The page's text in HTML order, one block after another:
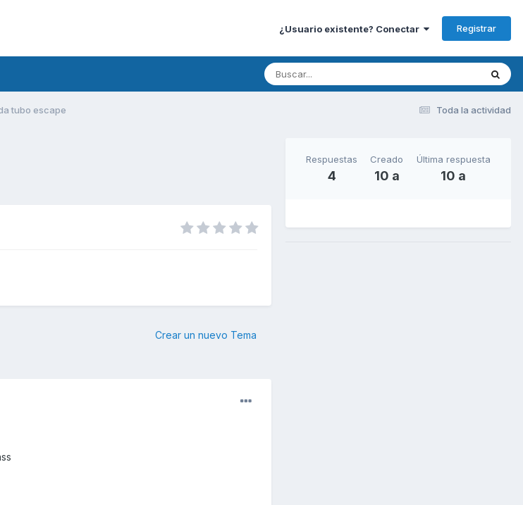
¿Usuario existente? Conectar Registrar
Toda la actividad
tubo escape
Crear un nuevo Tema
Respuestas
4
Creado
10 a
Última respuesta
10 a